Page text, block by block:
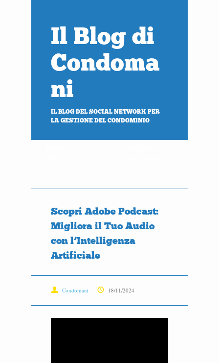
Il Blog di
Condoma
ni
IL BLOG DEL SOCIAL NETWORK PER
LA GESTIONE DEL CONDOMINIO
Scopri Adobe Podcast:
Migliora il Tuo Audio
con l’Intelligenza
Artificiale
Condomani 18/11/2024